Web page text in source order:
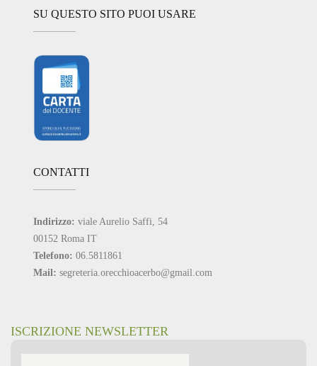
SU QUESTO SITO PUOI USARE
CONTATTI
Indirizzo: viale Aurelio Saffi, 54
00152 Roma IT
Telefono: 06.5811861
Mail: segreteria.orecchioacerbo@gmail.com
ISCRIZIONE NEWSLETTER